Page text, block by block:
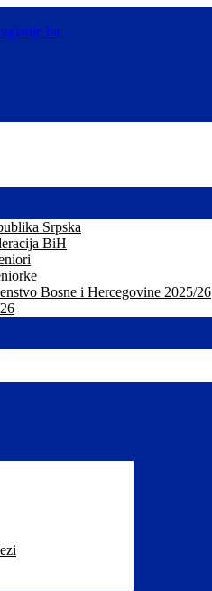
Srpska
BiH
Bosne i Hercegovine 2025/26